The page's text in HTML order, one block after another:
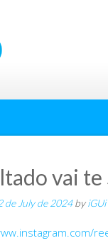
vai
de July de 2024by